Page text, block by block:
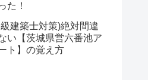
た！
建築士対策)絶対間違
い【茨城県営六番池ア
ト】の覚え方